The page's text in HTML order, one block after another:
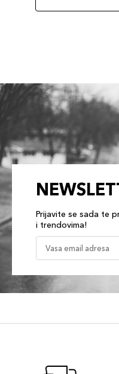
Prijavite se sada te
i trendovima!